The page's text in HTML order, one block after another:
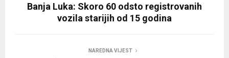
Banja Luka: Skoro 60 odsto registrovanih
vozila starijih od 15 godina
NAREDNA VIJEST